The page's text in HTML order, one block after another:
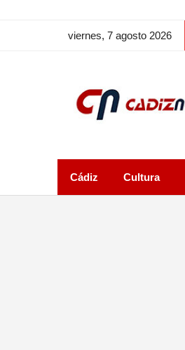
viernes, 7 agosto 2026
Cádiz Cultura